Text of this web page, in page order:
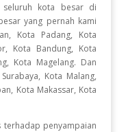
seluruh kota besar di
yang pernah kami
Kota Padang, Kota
Kota Bandung, Kota
Kota Magelang. Dan
Kota Malang,
Kota Makassar, Kota
terhadap penyampaian